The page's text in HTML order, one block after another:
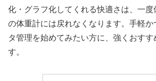
化・グラフ化してくれる快適さは、一度
の体重計には戻れなくなります。手軽か
タ管理を始めてみたい方に、強くおす
す。